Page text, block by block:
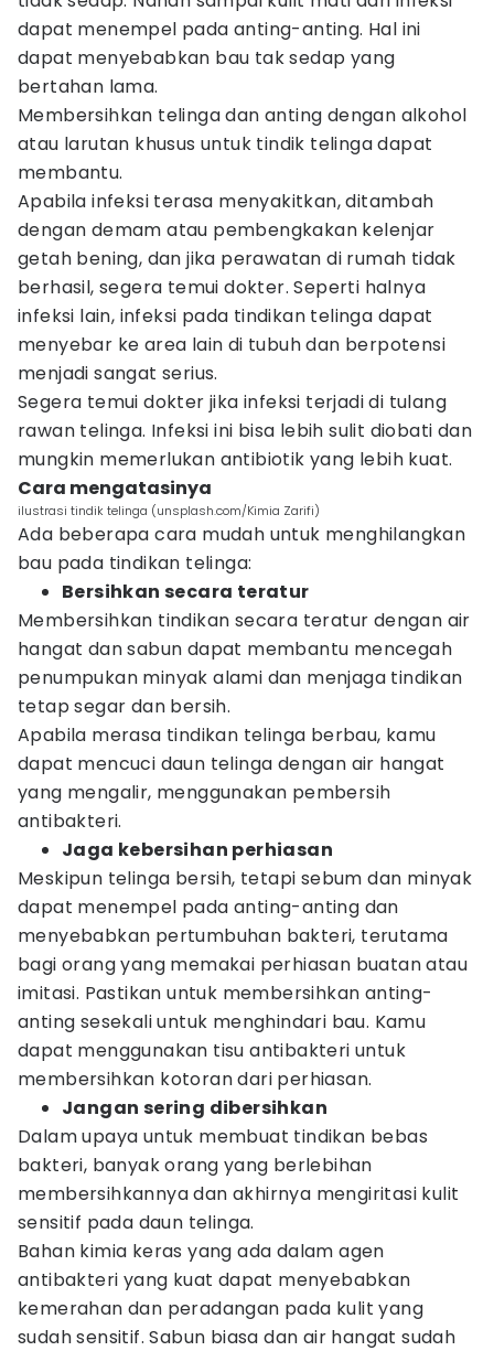
dapat menempel pada anting-anting. Hal ini
dapat menyebabkan bau tak sedap yang
bertahan lama.
Membersihkan telinga dan anting dengan alkohol
atau larutan khusus untuk tindik telinga dapat
membantu.
Apabila infeksi terasa menyakitkan, ditambah
dengan demam atau pembengkakan kelenjar
getah bening, dan jika perawatan di rumah tidak
berhasil, segera temui dokter. Seperti halnya
infeksi lain, infeksi pada tindikan telinga dapat
menyebar ke area lain di tubuh dan berpotensi
menjadi sangat serius.
Segera temui dokter jika infeksi terjadi di tulang
rawan telinga. Infeksi ini bisa lebih sulit diobati dan
mungkin memerlukan antibiotik yang lebih kuat.
Cara mengatasinya
ilustrasi tindik telinga (unsplash.com/Kimia Zarifi)
Ada beberapa cara mudah untuk menghilangkan
bau pada tindikan telinga:
Bersihkan secara teratur
Membersihkan tindikan secara teratur dengan air
hangat dan sabun dapat membantu mencegah
penumpukan minyak alami dan menjaga tindikan
tetap segar dan bersih.
Apabila merasa tindikan telinga berbau, kamu
dapat mencuci daun telinga dengan air hangat
yang mengalir, menggunakan pembersih
antibakteri.
Jaga kebersihan perhiasan
Meskipun telinga bersih, tetapi sebum dan minyak
dapat menempel pada anting-anting dan
menyebabkan pertumbuhan bakteri, terutama
bagi orang yang memakai perhiasan buatan atau
imitasi. Pastikan untuk membersihkan anting-
anting sesekali untuk menghindari bau. Kamu
dapat menggunakan tisu antibakteri untuk
membersihkan kotoran dari perhiasan.
Jangan sering dibersihkan
Dalam upaya untuk membuat tindikan bebas
bakteri, banyak orang yang berlebihan
membersihkannya dan akhirnya mengiritasi kulit
sensitif pada daun telinga.
Bahan kimia keras yang ada dalam agen
antibakteri yang kuat dapat menyebabkan
kemerahan dan peradangan pada kulit yang
sudah sensitif. Sabun biasa dan air hangat sudah